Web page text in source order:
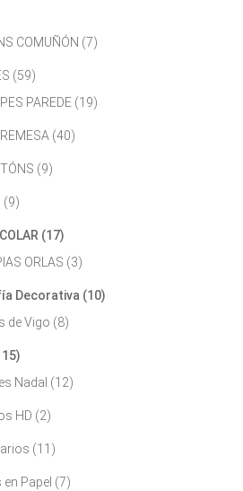
COMUÑÓN (7)
(59)
PAREDE (19)
(40)
(9)
(9)
(17)
ORLAS (3)
Decorativa (10)
de Vigo (8)
Nadal (12)
HD (2)
(11)
Papel (7)